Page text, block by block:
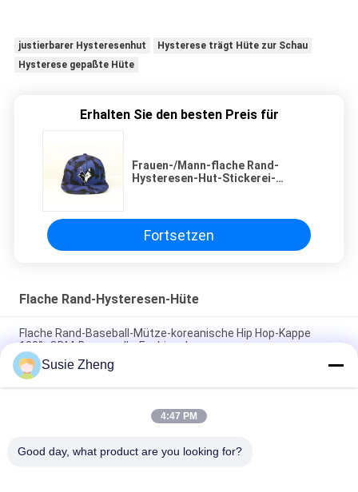
justierbarer Hysteresenhut
Hysterese trägt Hüte zur Schau
Hysterese gepaßte Hüte
Erhalten Sie den besten Preis für
Frauen-/Mann-flache Rand-
Hysteresen-Hut-Stickerei-
Fortsetzen
Flache Rand-Hysteresen-Hüte
Flache Rand-Baseball-Mütze-koreanische Hip Hop-Kappe
100% ODM-Baumwolle-Fashional
Baumwolle flacher Bill Gorras 3D stickte Hysteresen-Hüte für
Männer
Customized Design black embroidery national flag special
Susie Zheng
4:47 PM
Good day, what product are you looking for?